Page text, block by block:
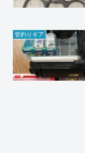
管釣りギア